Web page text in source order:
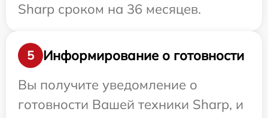
Sharp сроком на 36 месяцев.
5
Информирование о готовности
Вы получите уведомление о
готовности Вашей техники Sharp, и